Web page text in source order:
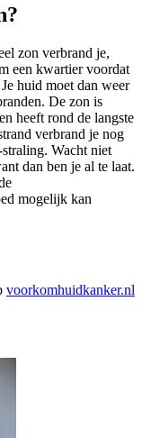
zon verbrand je,
een kwartier voordat
huid moet dan weer
De zon is
heeft rond de langste
verbrand je nog
Wacht niet
dan ben je al te laat.
mogelijk kan
voorkomhuidkanker.nl